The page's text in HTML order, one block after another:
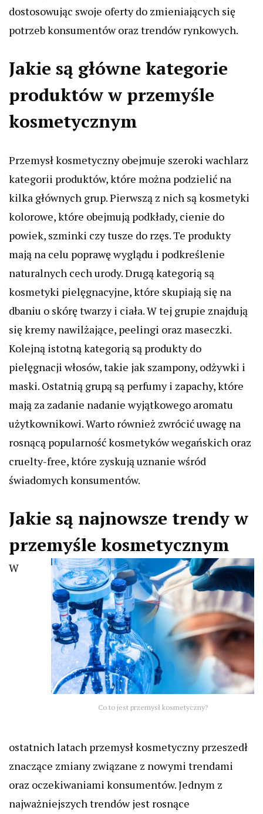
dostosowując swoje oferty do zmieniających się
potrzeb konsumentów oraz trendów rynkowych.
Jakie są główne kategorie
produktów w przemyśle
kosmetycznym
Przemysł kosmetyczny obejmuje szeroki wachlarz
kategorii produktów, które można podzielić na
kilka głównych grup. Pierwszą z nich są kosmetyki
kolorowe, które obejmują podkłady, cienie do
powiek, szminki czy tusze do rzęs. Te produkty
mają na celu poprawę wyglądu i podkreślenie
naturalnych cech urody. Drugą kategorią są
kosmetyki pielęgnacyjne, które skupiają się na
dbaniu o skórę twarzy i ciała. W tej grupie znajdują
się kremy nawilżające, peelingi oraz maseczki.
Kolejną istotną kategorią są produkty do
pielęgnacji włosów, takie jak szampony, odżywki i
maski. Ostatnią grupą są perfumy i zapachy, które
mają za zadanie nadanie wyjątkowego aromatu
użytkownikowi. Warto również zwrócić uwagę na
rosnącą popularność kosmetyków wegańskich oraz
cruelty-free, które zyskują uznanie wśród
świadomych konsumentów.
Jakie są najnowsze trendy w
przemyśle kosmetycznym
Co to jest przemysł kosmetyczny?
W
ostatnich latach przemysł kosmetyczny przeszedł
znaczące zmiany związane z nowymi trendami
oraz oczekiwaniami konsumentów. Jednym z
najważniejszych trendów jest rosnące